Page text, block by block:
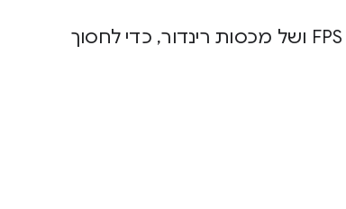
באפליקציה לדוגמה מוסבר איך לבצע אופטימיזציה של FPS ושל מכסות רינדור, כדי לחסוך